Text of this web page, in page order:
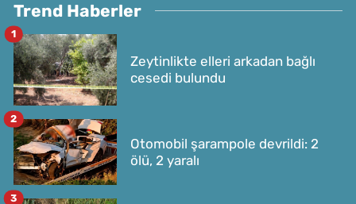
Trend Haberler
Zeytinlikte elleri arkadan bağlı
cesedi bulundu
1
Otomobil şarampole devrildi: 2
ölü, 2 yaralı
2
3